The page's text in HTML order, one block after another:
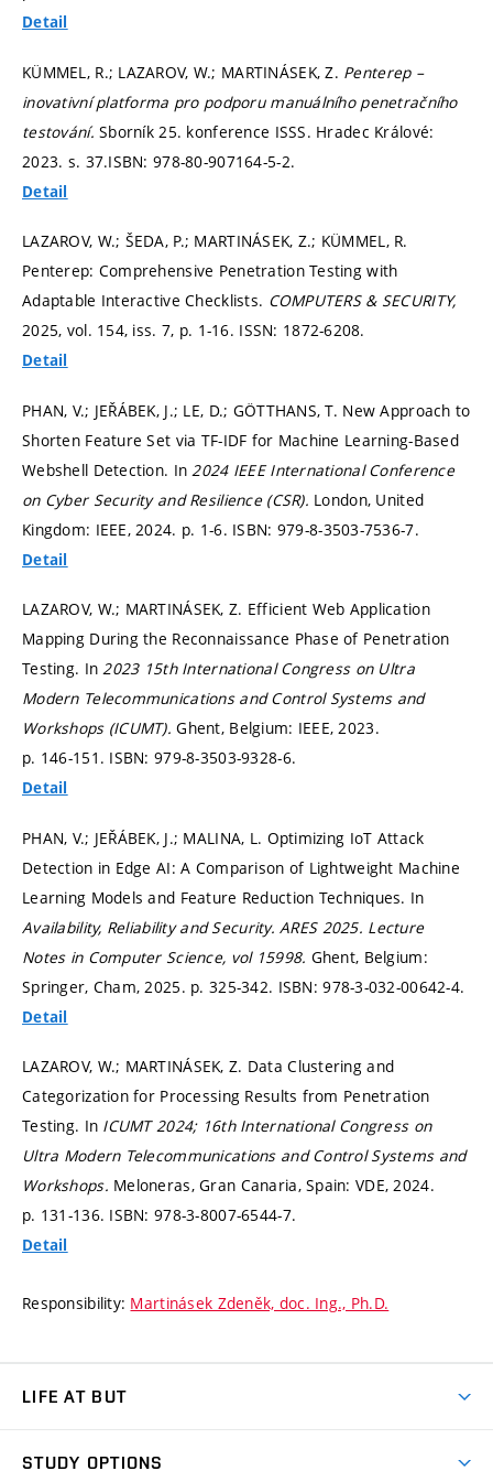
Detail
KÜMMEL, R.; LAZAROV, W.; MARTINÁSEK, Z. Penterep –
inovativní platforma pro podporu manuálního penetračního
testování.Sborník 25. konference ISSS. Hradec Králové:
2023. s. 37.ISBN: 978-80-907164-5-2.
Detail
LAZAROV, W.; ŠEDA, P.; MARTINÁSEK, Z.; KÜMMEL, R.
Penterep: Comprehensive Penetration Testing with
Adaptable Interactive Checklists. COMPUTERS & SECURITY,
2025, vol. 154, iss. 7, p. 1-16. ISSN: 1872-6208.
Detail
PHAN, V.; JEŘÁBEK, J.; LE, D.; GÖTTHANS, T. New Approach to
Shorten Feature Set via TF-IDF for Machine Learning-Based
Webshell Detection. In 2024 IEEE International Conference
on Cyber Security and Resilience (CSR). London, United
Kingdom: IEEE, 2024. p. 1-6. ISBN: 979-8-3503-7536-7.
Detail
LAZAROV, W.; MARTINÁSEK, Z. Efficient Web Application
Mapping During the Reconnaissance Phase of Penetration
Testing. In2023 15th International Congress on Ultra
Modern Telecommunications and Control Systems and
Workshops (ICUMT).Ghent, Belgium: IEEE, 2023.
p. 146-151. ISBN: 979-8-3503-9328-6.
Detail
PHAN, V.; JEŘÁBEK, J.; MALINA, L. Optimizing IoT Attack
Detection in Edge AI: A Comparison of Lightweight Machine
Learning Models and Feature Reduction Techniques. In
Availability, Reliability and Security. ARES 2025. Lecture
Notes in Computer Science, vol 15998. Ghent, Belgium:
Springer, Cham, 2025. p. 325-342. ISBN: 978-3-032-00642-4.
Detail
LAZAROV, W.; MARTINÁSEK, Z. Data Clustering and
Categorization for Processing Results from Penetration
Testing. In ICUMT 2024; 16th International Congress on
Ultra Modern Telecommunications and Control Systems and
Workshops. Meloneras, Gran Canaria, Spain: VDE, 2024.
p. 131-136. ISBN: 978-3-8007-6544-7.
Detail
Responsibility: Martinásek Zdeněk, doc. Ing., Ph.D.
LIFE AT BUT
STUDY OPTIONS